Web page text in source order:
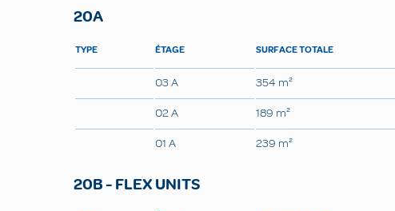
20A
TYPE ÉTAGE SURFACE TOTALE
03 A
354 m²
02 A
189 m²
01 A
239 m²
20B - FLEX UNITS